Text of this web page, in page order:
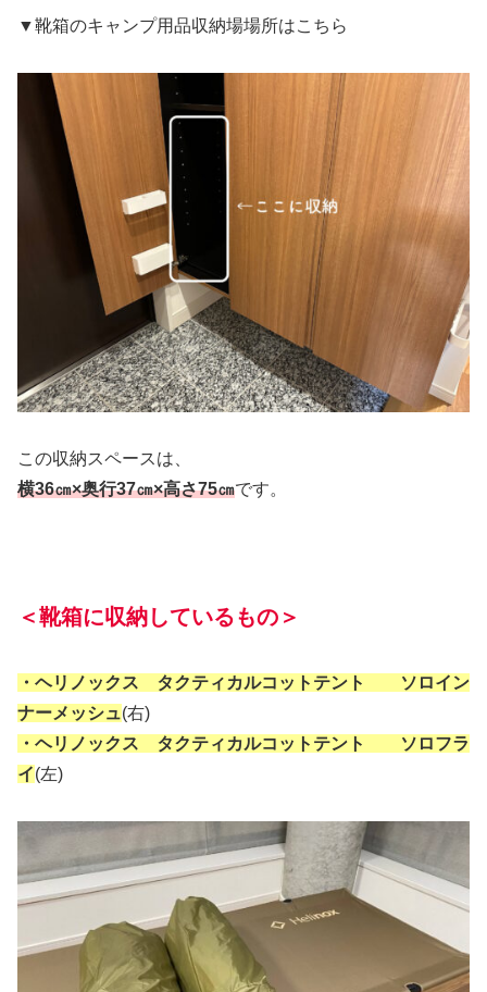
▼靴箱のキャンプ用品収納場場所はこちら
この収納スペースは、
横36㎝×奥行37㎝×高さ75㎝です。
＜靴箱に収納しているもの＞
・ヘリノックス タクティカルコットテント ソロイン
ナーメッシュ(右)
・ヘリノックス タクティカルコットテント ソロフラ
イ(左)